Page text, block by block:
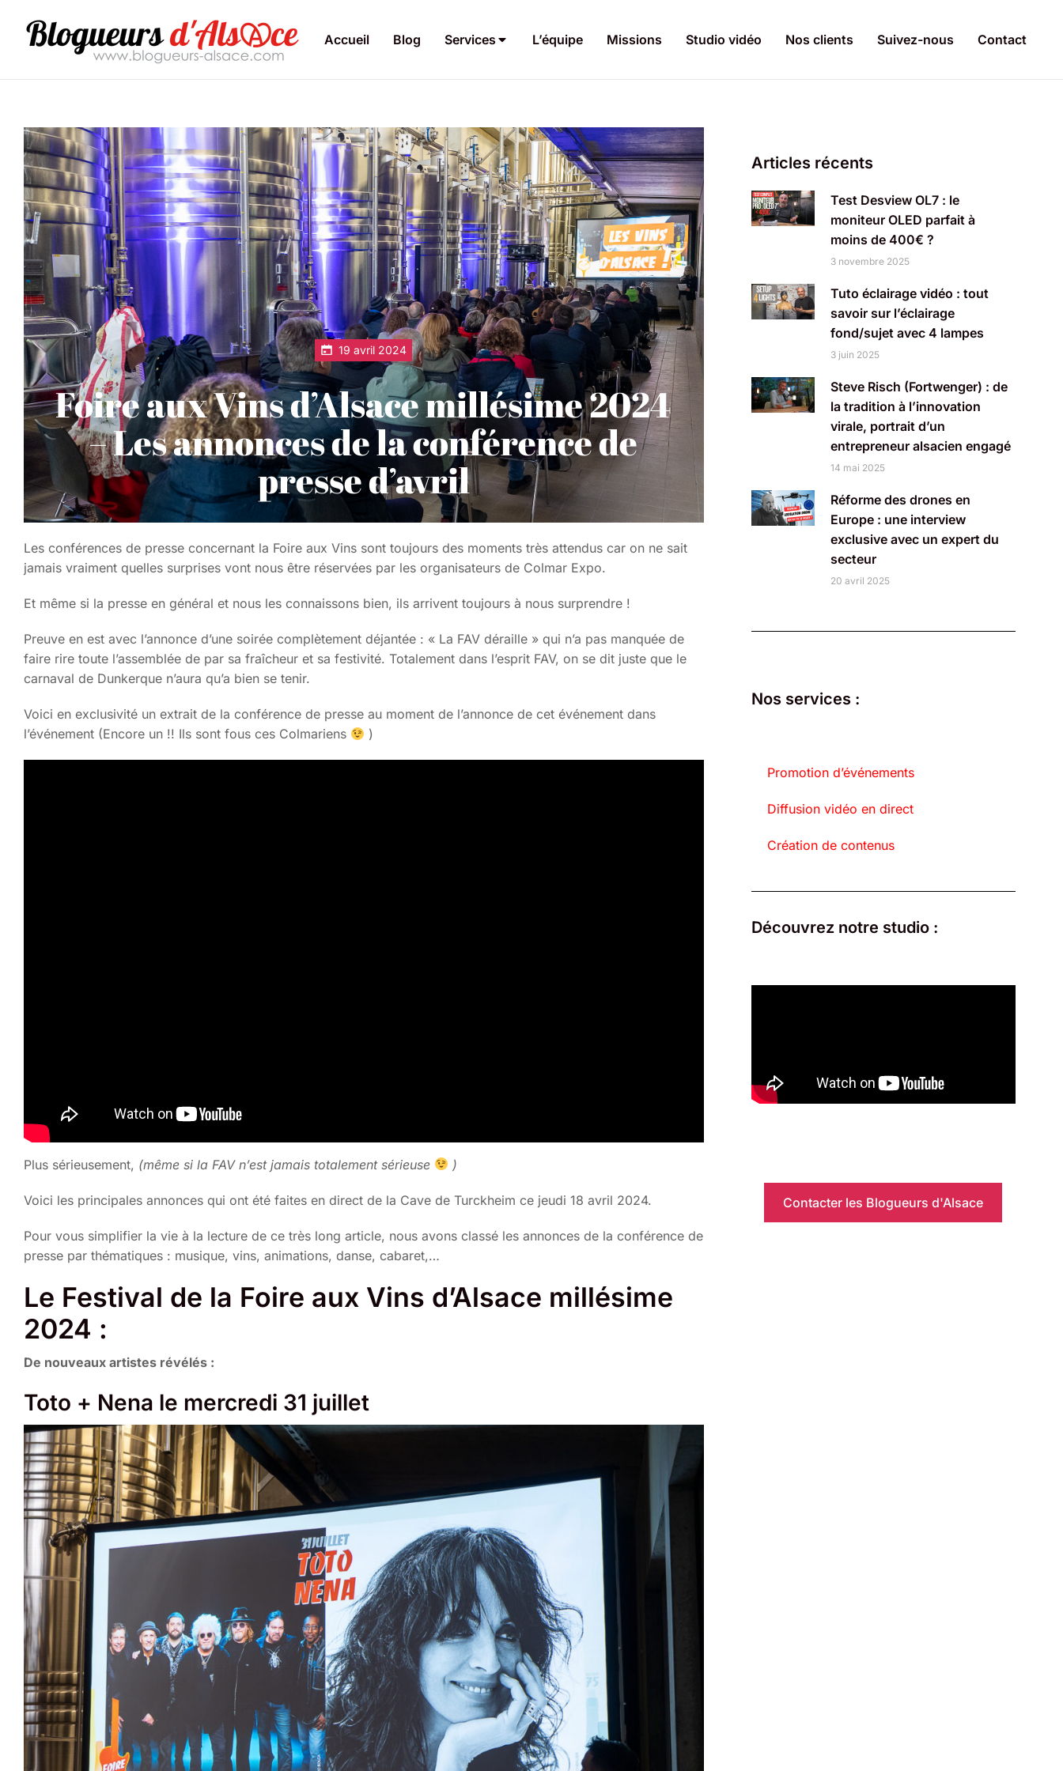
Accueil Blog Services L’équipe Missions Studio vidéo Nos clients Suivez-nous Contact
19 avril 2024
Foire aux Vins d’Alsace millésime 2024
– Les annonces de la conférence de
presse d’avril
Les conférences de presse concernant la Foire aux Vins sont toujours des moments très attendus car on ne sait
jamais vraiment quelles surprises vont nous être réservées par les organisateurs de Colmar Expo.
Et même si la presse en général et nous les connaissons bien, ils arrivent toujours à nous surprendre !
Preuve en est avec l’annonce d’une soirée complètement déjantée : « La FAV déraille » qui n’a pas manquée de
faire rire toute l’assemblée de par sa fraîcheur et sa festivité. Totalement dans l’esprit FAV, on se dit juste que le
carnaval de Dunkerque n’aura qu’a bien se tenir.
Voici en exclusivité un extrait de la conférence de presse au moment de l’annonce de cet événement dans
l’événement (Encore un !! Ils sont fous ces Colmariens
)
Plus sérieusement, (même si la FAV n’est jamais totalement sérieuse )
Voici les principales annonces qui ont été faites en direct de la Cave de Turckheim ce jeudi 18 avril 2024.
Pour vous simplifier la vie à la lecture de ce très long article, nous avons classé les annonces de la conférence de
presse par thématiques : musique, vins, animations, danse, cabaret,…
Le Festival de la Foire aux Vins d’Alsace millésime
2024 :
De nouveaux artistes révélés :
Toto + Nena le mercredi 31 juillet
Articles récents
Test Desview OL7 : le
moniteur OLED parfait à
moins de 400€ ?
3 novembre 2025
Tuto éclairage vidéo : tout
savoir sur l’éclairage
fond/sujet avec 4 lampes
3 juin 2025
Steve Risch (Fortwenger) : de
la tradition à l’innovation
virale, portrait d’un
entrepreneur alsacien engagé
14 mai 2025
Réforme des drones en
Europe : une interview
exclusive avec un expert du
secteur
20 avril 2025
Nos services :
Promotion d’événements
Diffusion vidéo en direct
Création de contenus
Découvrez notre studio :
Contacter les Blogueurs d'Alsace